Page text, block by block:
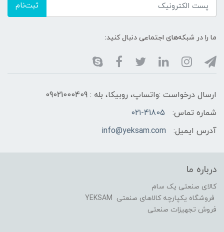
ثبت‌نام
ما را در شبکه‌های اجتماعی دنبال کنید:
ارسال درخواست :واتساپ، روبیکا، بله : 09021000409
شماره تماس:
۰۲۱-41805
آدرس ایمیل:
info@yeksam.com
درباره ما
کالای صنعتی یک سام
فروشگاه یکپارچه کالاهای صنعتی YEKSAM
فروش تجهیزات صنعتی